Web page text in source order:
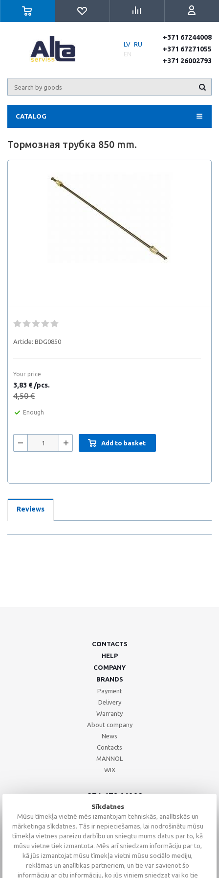
LV RU
EN
+371 67244008
+371 67271055
+371 26002793
CATALOG
Тормозная трубка 850 mm.
Article: BDG0850
Your price
3,83 € /pcs.
4,50 €
Enough
Add to basket
Reviews
CONTACTS
HELP
COMPANY
BRANDS
Payment
Delivery
Warranty
About company
News
Contacts
MANNOL
WIX
+371 67244008
+371 67271055
+371 26002793
Sīkdatnes
Mūsu tīmekļa vietnē mēs izmantojam tehniskās, analītiskās un
mārketinga sīkdatnes. Tās ir nepieciešamas, lai nodrošinātu mūsu
tīmekļa vietnes pareizu darbību un sniegtu mums datus par to, kā
mūsu vietne tiek izmantota. Mēs arī sniedzam informāciju par to,
kā jūs izmantojat mūsu tīmekļa vietni mūsu sociālo mediju,
reklāmas un analītikas partneriem, un tie var savienot šo
informāciju ar citu informāciju, ko jūs viņiem sniedzat vai ko tie